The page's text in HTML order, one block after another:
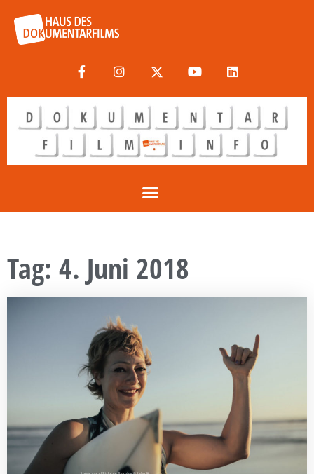
Tag: 4. Juni 2018